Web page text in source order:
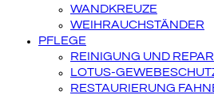
WANDKREUZE
WEIHRAUCHSTÄNDER
PFLEGE
REINIGUNG UND
LOTUS-
RESTAURIERUNG